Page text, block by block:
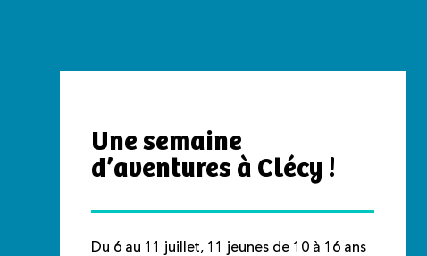
Une semaine
d’aventures à Clécy !
Du 6 au 11 juillet, 11 jeunes de 10 à 16 ans